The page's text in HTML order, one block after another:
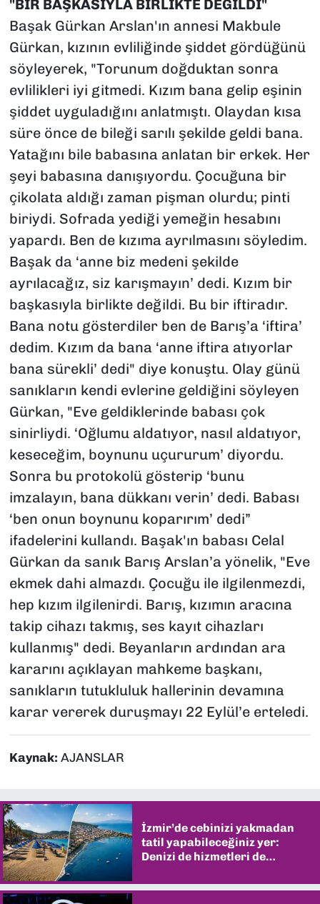
"BİR BAŞKASIYLA BİRLİKTE DEĞİLDİ"
Başak Gürkan Arslan'ın annesi Makbule
Gürkan, kızının evliliğinde şiddet gördüğünü
söyleyerek, "Torunum doğduktan sonra
evlilikleri iyi gitmedi. Kızım bana gelip eşinin
şiddet uyguladığını anlatmıştı. Olaydan kısa
süre önce de bileği sarılı şekilde geldi bana.
Yatağını bile babasına anlatan bir erkek. Her
şeyi babasına danışıyordu. Çocuğuna bir
çikolata aldığı zaman pişman olurdu; pinti
biriydi. Sofrada yediği yemeğin hesabını
yapardı. Ben de kızıma ayrılmasını söyledim.
Başak da ‘anne biz medeni şekilde
ayrılacağız, siz karışmayın’ dedi. Kızım bir
başkasıyla birlikte değildi. Bu bir iftiradır.
Bana notu gösterdiler ben de Barış’a ‘iftira’
dedim. Kızım da bana ‘anne iftira atıyorlar
bana sürekli’ dedi" diye konuştu. Olay günü
sanıkların kendi evlerine geldiğini söyleyen
Gürkan, "Eve geldiklerinde babası çok
sinirliydi. ‘Oğlumu aldatıyor, nasıl aldatıyor,
keseceğim, boynunu uçururum’ diyordu.
Sonra bu protokolü gösterip ‘bunu
imzalayın, bana dükkanı verin’ dedi. Babası
‘ben onun boynunu koparırım’ dedi”
ifadelerini kullandı. Başak'ın babası Celal
Gürkan da sanık Barış Arslan’a yönelik, "Eve
ekmek dahi almazdı. Çocuğu ile ilgilenmezdi,
hep kızım ilgilenirdi. Barış, kızımın aracına
takip cihazı takmış, ses kayıt cihazları
kullanmış" dedi. Beyanların ardından ara
kararını açıklayan mahkeme başkanı,
sanıkların tutukluluk hallerinin devamına
karar vererek duruşmayı 22 Eylül’e erteledi.
Kaynak: AJANSLAR
İzmir’de cebinizi yakmadan
tatil yapabileceğiniz yer:
Denizi de hizmetleri de